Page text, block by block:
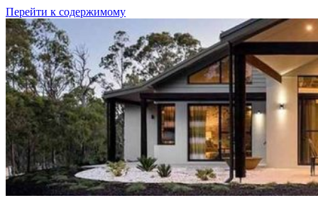
Перейти к содержимому